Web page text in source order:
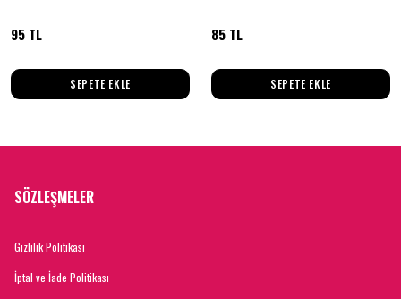
95 TL
SEPETE EKLE
85 TL
SEPETE EKLE
SÖZLEŞMELER
Gizlilik Politikası
İptal ve İade Politikası